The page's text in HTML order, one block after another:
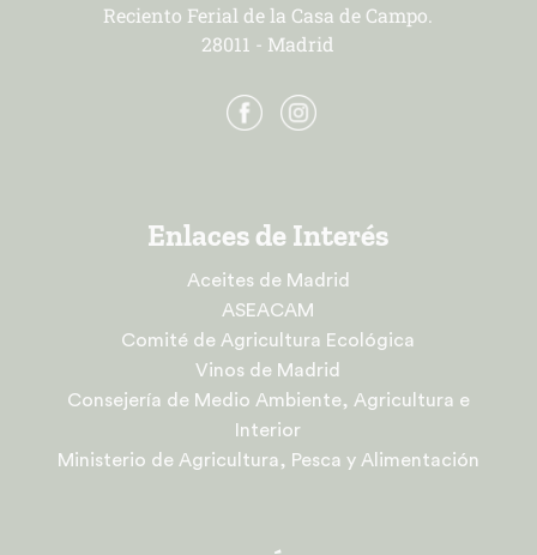
Reciento Ferial de la Casa de Campo.
28011 - Madrid
Enlaces de Interés
Aceites de Madrid
ASEACAM
Comité de Agricultura Ecológica
Vinos de Madrid
Consejería de Medio Ambiente, Agricultura e
Interior
Ministerio de Agricultura, Pesca y Alimentación